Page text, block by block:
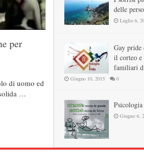
per
di uomo ed
…
delle
Luglio 6,
Gay pride
il corteo e
familiari
Giugno 10, 2015 0
Giugno 6,